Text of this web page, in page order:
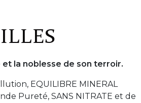
et la noblesse de son terroir.
EQUILIBRE MINERAL
Pureté, SANS NITRATE et de